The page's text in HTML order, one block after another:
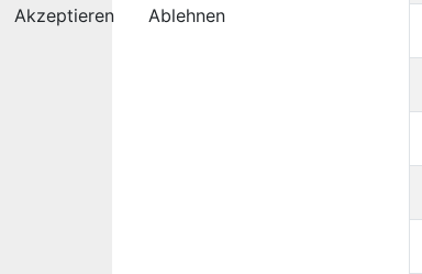
Akzeptieren Ablehnen